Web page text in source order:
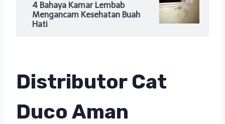
4 Bahaya Kamar Lembab
Mengancam Kesehatan Buah
Hati
Distributor Cat
Duco Aman